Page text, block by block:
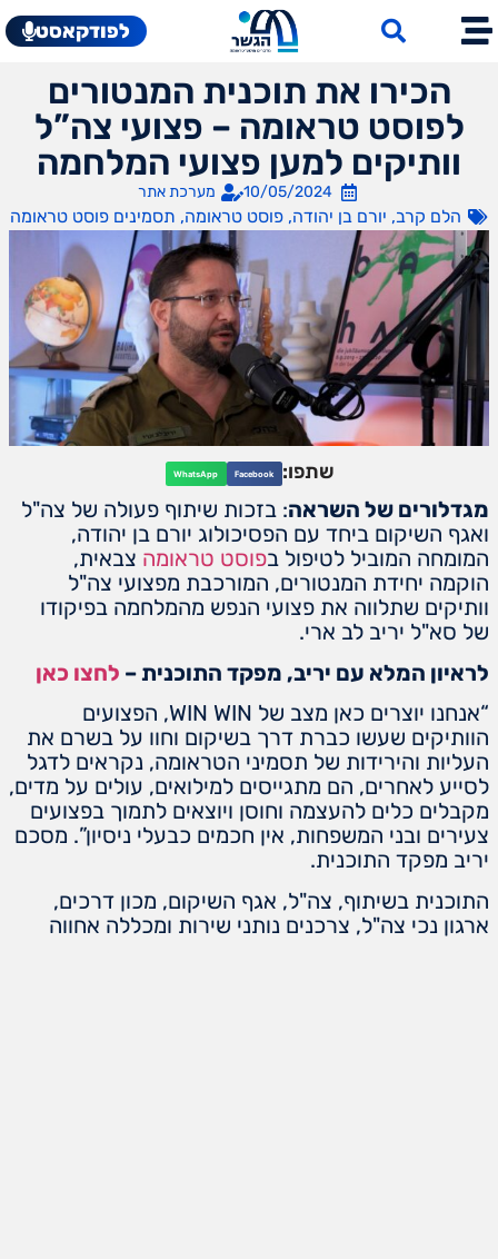
לפודקאסט
הכירו את תוכנית המנטורים
לפוסט טראומה – פצועי צה”ל
וותיקים למען פצועי המלחמה
10/05/2024 מערכת אתר
הלם קרב, יורם בן יהודה, פוסט טראומה, תסמינים פוסט טראומה
שתפו: Facebook
WhatsApp
מגדלורים של השראה: בזכות שיתוף פעולה של צה"ל
ואגף השיקום ביחד עם הפסיכולוג יורם בן יהודה,
המומחה המוביל לטיפול בפוסט טראומה צבאית,
הוקמה יחידת המנטורים, המורכבת מפצועי צה"ל
וותיקים שתלווה את פצועי הנפש מהמלחמה בפיקודו
של סא"ל יריב לב ארי.
לראיון המלא עם יריב, מפקד התוכנית – לחצו כאן
“אנחנו יוצרים כאן מצב של WIN WIN, הפצועים
הוותיקים שעשו כברת דרך בשיקום וחוו על בשרם את
העליות והירידות של תסמיני הטראומה, נקראים לדגל
לסייע לאחרים, הם מתגייסים למילואים, עולים על מדים,
מקבלים כלים להעצמה וחוסן ויוצאים לתמוך בפצועים
צעירים ובני המשפחות, אין חכמים כבעלי ניסיון”. מסכם
יריב מפקד התוכנית.
התוכנית בשיתוף, צה"ל, אגף השיקום, מכון דרכים,
ארגון נכי צה"ל, צרכנים נותני שירות ומכללה אחווה